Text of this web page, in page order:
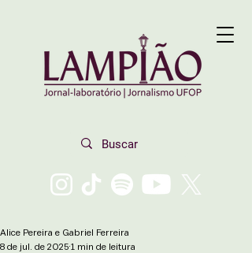
Alice Pereira e Gabriel Ferreira
8 de jul. de 2025 1 min de leitura